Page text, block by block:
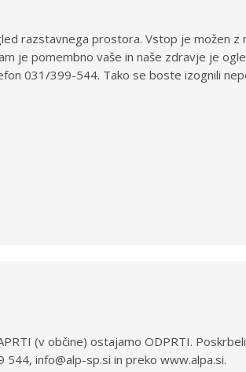
razstavnega prostora. Vstop je možen z
je pomembno vaše in naše zdravje je
031/399-544. Tako se boste izognili
(v občine) ostajamo ODPRTI.
info@alp-sp.si in preko www.alpa.si.